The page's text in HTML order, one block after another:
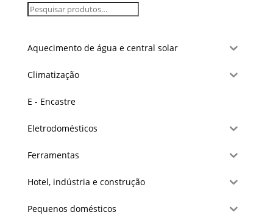
Aquecimento de água e central solar
Climatização
E - Encastre
Eletrodomésticos
Ferramentas
Hotel, indústria e construção
Pequenos domésticos